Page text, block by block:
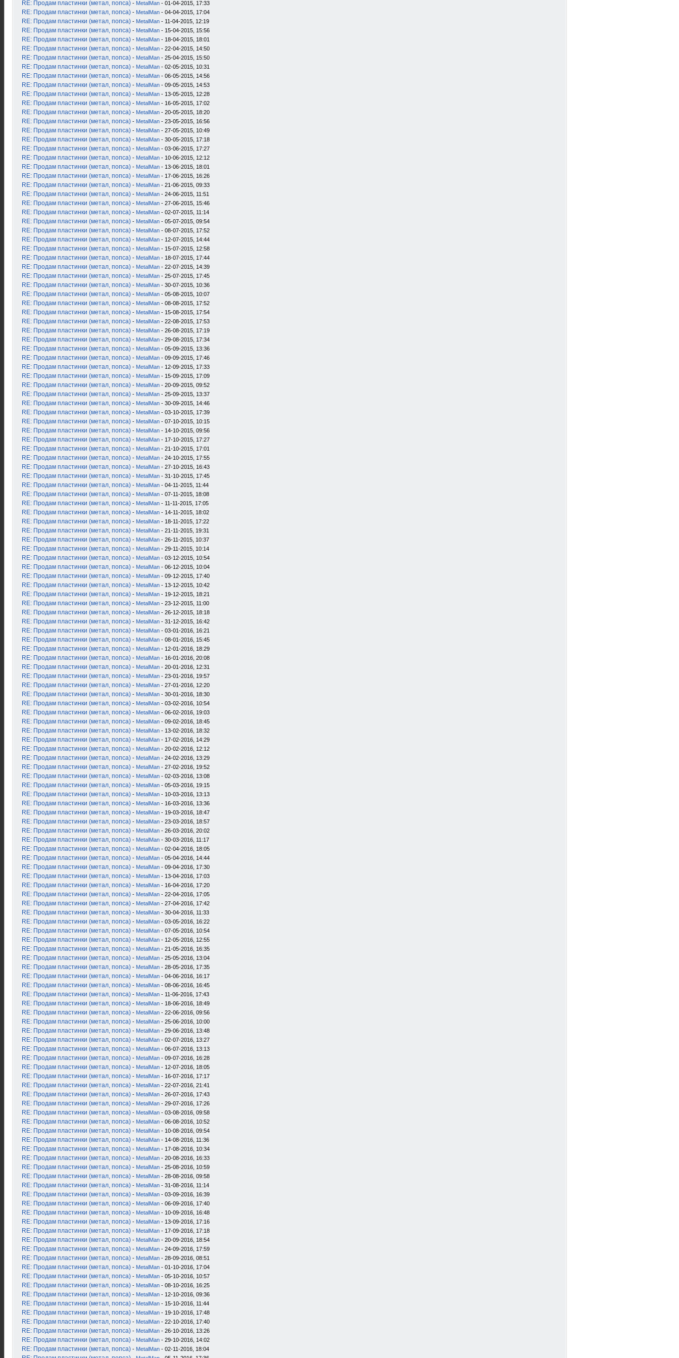
RE: Продам пластинки (метал, попса) - MetalMan - 01-04-2015, 17:33
RE: Продам пластинки (метал, попса) - MetalMan - 04-04-2015, 17:04
RE: Продам пластинки (метал, попса) - MetalMan - 11-04-2015, 12:19
RE: Продам пластинки (метал, попса) - MetalMan - 15-04-2015, 15:56
RE: Продам пластинки (метал, попса) - MetalMan - 18-04-2015, 18:01
RE: Продам пластинки (метал, попса) - MetalMan - 22-04-2015, 14:50
RE: Продам пластинки (метал, попса) - MetalMan - 25-04-2015, 15:50
RE: Продам пластинки (метал, попса) - MetalMan - 02-05-2015, 10:31
RE: Продам пластинки (метал, попса) - MetalMan - 06-05-2015, 14:56
RE: Продам пластинки (метал, попса) - MetalMan - 09-05-2015, 14:53
RE: Продам пластинки (метал, попса) - MetalMan - 13-05-2015, 12:28
RE: Продам пластинки (метал, попса) - MetalMan - 16-05-2015, 17:02
RE: Продам пластинки (метал, попса) - MetalMan - 20-05-2015, 18:20
RE: Продам пластинки (метал, попса) - MetalMan - 23-05-2015, 16:56
RE: Продам пластинки (метал, попса) - MetalMan - 27-05-2015, 10:49
RE: Продам пластинки (метал, попса) - MetalMan - 30-05-2015, 17:18
RE: Продам пластинки (метал, попса) - MetalMan - 03-06-2015, 17:27
RE: Продам пластинки (метал, попса) - MetalMan - 10-06-2015, 12:12
RE: Продам пластинки (метал, попса) - MetalMan - 13-06-2015, 18:01
RE: Продам пластинки (метал, попса) - MetalMan - 17-06-2015, 16:26
RE: Продам пластинки (метал, попса) - MetalMan - 21-06-2015, 09:33
RE: Продам пластинки (метал, попса) - MetalMan - 24-06-2015, 11:51
RE: Продам пластинки (метал, попса) - MetalMan - 27-06-2015, 15:46
RE: Продам пластинки (метал, попса) - MetalMan - 02-07-2015, 11:14
RE: Продам пластинки (метал, попса) - MetalMan - 05-07-2015, 09:54
RE: Продам пластинки (метал, попса) - MetalMan - 08-07-2015, 17:52
RE: Продам пластинки (метал, попса) - MetalMan - 12-07-2015, 14:44
RE: Продам пластинки (метал, попса) - MetalMan - 15-07-2015, 12:58
RE: Продам пластинки (метал, попса) - MetalMan - 18-07-2015, 17:44
RE: Продам пластинки (метал, попса) - MetalMan - 22-07-2015, 14:39
RE: Продам пластинки (метал, попса) - MetalMan - 25-07-2015, 17:45
RE: Продам пластинки (метал, попса) - MetalMan - 30-07-2015, 10:36
RE: Продам пластинки (метал, попса) - MetalMan - 05-08-2015, 10:07
RE: Продам пластинки (метал, попса) - MetalMan - 08-08-2015, 17:52
RE: Продам пластинки (метал, попса) - MetalMan - 15-08-2015, 17:54
RE: Продам пластинки (метал, попса) - MetalMan - 22-08-2015, 17:53
RE: Продам пластинки (метал, попса) - MetalMan - 26-08-2015, 17:19
RE: Продам пластинки (метал, попса) - MetalMan - 29-08-2015, 17:34
RE: Продам пластинки (метал, попса) - MetalMan - 05-09-2015, 13:36
RE: Продам пластинки (метал, попса) - MetalMan - 09-09-2015, 17:46
RE: Продам пластинки (метал, попса) - MetalMan - 12-09-2015, 17:33
RE: Продам пластинки (метал, попса) - MetalMan - 15-09-2015, 17:09
RE: Продам пластинки (метал, попса) - MetalMan - 20-09-2015, 09:52
RE: Продам пластинки (метал, попса) - MetalMan - 25-09-2015, 13:37
RE: Продам пластинки (метал, попса) - MetalMan - 30-09-2015, 14:46
RE: Продам пластинки (метал, попса) - MetalMan - 03-10-2015, 17:39
RE: Продам пластинки (метал, попса) - MetalMan - 07-10-2015, 10:15
RE: Продам пластинки (метал, попса) - MetalMan - 14-10-2015, 09:56
RE: Продам пластинки (метал, попса) - MetalMan - 17-10-2015, 17:27
RE: Продам пластинки (метал, попса) - MetalMan - 21-10-2015, 17:01
RE: Продам пластинки (метал, попса) - MetalMan - 24-10-2015, 17:55
RE: Продам пластинки (метал, попса) - MetalMan - 27-10-2015, 16:43
RE: Продам пластинки (метал, попса) - MetalMan - 31-10-2015, 17:45
RE: Продам пластинки (метал, попса) - MetalMan - 04-11-2015, 11:44
RE: Продам пластинки (метал, попса) - MetalMan - 07-11-2015, 18:08
RE: Продам пластинки (метал, попса) - MetalMan - 11-11-2015, 17:05
RE: Продам пластинки (метал, попса) - MetalMan - 14-11-2015, 18:02
RE: Продам пластинки (метал, попса) - MetalMan - 18-11-2015, 17:22
RE: Продам пластинки (метал, попса) - MetalMan - 21-11-2015, 19:31
RE: Продам пластинки (метал, попса) - MetalMan - 26-11-2015, 10:37
RE: Продам пластинки (метал, попса) - MetalMan - 29-11-2015, 10:14
RE: Продам пластинки (метал, попса) - MetalMan - 03-12-2015, 10:54
RE: Продам пластинки (метал, попса) - MetalMan - 06-12-2015, 10:04
RE: Продам пластинки (метал, попса) - MetalMan - 09-12-2015, 17:40
RE: Продам пластинки (метал, попса) - MetalMan - 13-12-2015, 10:42
RE: Продам пластинки (метал, попса) - MetalMan - 19-12-2015, 18:21
RE: Продам пластинки (метал, попса) - MetalMan - 23-12-2015, 11:00
RE: Продам пластинки (метал, попса) - MetalMan - 26-12-2015, 18:18
RE: Продам пластинки (метал, попса) - MetalMan - 31-12-2015, 16:42
RE: Продам пластинки (метал, попса) - MetalMan - 03-01-2016, 16:21
RE: Продам пластинки (метал, попса) - MetalMan - 08-01-2016, 15:45
RE: Продам пластинки (метал, попса) - MetalMan - 12-01-2016, 18:29
RE: Продам пластинки (метал, попса) - MetalMan - 16-01-2016, 20:08
RE: Продам пластинки (метал, попса) - MetalMan - 20-01-2016, 12:31
RE: Продам пластинки (метал, попса) - MetalMan - 23-01-2016, 19:57
RE: Продам пластинки (метал, попса) - MetalMan - 27-01-2016, 12:20
RE: Продам пластинки (метал, попса) - MetalMan - 30-01-2016, 18:30
RE: Продам пластинки (метал, попса) - MetalMan - 03-02-2016, 10:54
RE: Продам пластинки (метал, попса) - MetalMan - 06-02-2016, 19:03
RE: Продам пластинки (метал, попса) - MetalMan - 09-02-2016, 18:45
RE: Продам пластинки (метал, попса) - MetalMan - 13-02-2016, 18:32
RE: Продам пластинки (метал, попса) - MetalMan - 17-02-2016, 14:29
RE: Продам пластинки (метал, попса) - MetalMan - 20-02-2016, 12:12
RE: Продам пластинки (метал, попса) - MetalMan - 24-02-2016, 13:29
RE: Продам пластинки (метал, попса) - MetalMan - 27-02-2016, 19:52
RE: Продам пластинки (метал, попса) - MetalMan - 02-03-2016, 13:08
RE: Продам пластинки (метал, попса) - MetalMan - 05-03-2016, 19:15
RE: Продам пластинки (метал, попса) - MetalMan - 10-03-2016, 13:13
RE: Продам пластинки (метал, попса) - MetalMan - 16-03-2016, 13:36
RE: Продам пластинки (метал, попса) - MetalMan - 19-03-2016, 18:47
RE: Продам пластинки (метал, попса) - MetalMan - 23-03-2016, 18:57
RE: Продам пластинки (метал, попса) - MetalMan - 26-03-2016, 20:02
RE: Продам пластинки (метал, попса) - MetalMan - 30-03-2016, 11:17
RE: Продам пластинки (метал, попса) - MetalMan - 02-04-2016, 18:05
RE: Продам пластинки (метал, попса) - MetalMan - 05-04-2016, 14:44
RE: Продам пластинки (метал, попса) - MetalMan - 09-04-2016, 17:30
RE: Продам пластинки (метал, попса) - MetalMan - 13-04-2016, 17:03
RE: Продам пластинки (метал, попса) - MetalMan - 16-04-2016, 17:20
RE: Продам пластинки (метал, попса) - MetalMan - 22-04-2016, 17:05
RE: Продам пластинки (метал, попса) - MetalMan - 27-04-2016, 17:42
RE: Продам пластинки (метал, попса) - MetalMan - 30-04-2016, 11:33
RE: Продам пластинки (метал, попса) - MetalMan - 03-05-2016, 16:22
RE: Продам пластинки (метал, попса) - MetalMan - 07-05-2016, 10:54
RE: Продам пластинки (метал, попса) - MetalMan - 12-05-2016, 12:55
RE: Продам пластинки (метал, попса) - MetalMan - 21-05-2016, 16:35
RE: Продам пластинки (метал, попса) - MetalMan - 25-05-2016, 13:04
RE: Продам пластинки (метал, попса) - MetalMan - 28-05-2016, 17:35
RE: Продам пластинки (метал, попса) - MetalMan - 04-06-2016, 16:17
RE: Продам пластинки (метал, попса) - MetalMan - 08-06-2016, 16:45
RE: Продам пластинки (метал, попса) - MetalMan - 11-06-2016, 17:43
RE: Продам пластинки (метал, попса) - MetalMan - 18-06-2016, 18:49
RE: Продам пластинки (метал, попса) - MetalMan - 22-06-2016, 09:56
RE: Продам пластинки (метал, попса) - MetalMan - 25-06-2016, 10:00
RE: Продам пластинки (метал, попса) - MetalMan - 29-06-2016, 13:48
RE: Продам пластинки (метал, попса) - MetalMan - 02-07-2016, 13:27
RE: Продам пластинки (метал, попса) - MetalMan - 06-07-2016, 13:13
RE: Продам пластинки (метал, попса) - MetalMan - 09-07-2016, 16:28
RE: Продам пластинки (метал, попса) - MetalMan - 12-07-2016, 18:05
RE: Продам пластинки (метал, попса) - MetalMan - 16-07-2016, 17:17
RE: Продам пластинки (метал, попса) - MetalMan - 22-07-2016, 21:41
RE: Продам пластинки (метал, попса) - MetalMan - 26-07-2016, 17:43
RE: Продам пластинки (метал, попса) - MetalMan - 29-07-2016, 17:26
RE: Продам пластинки (метал, попса) - MetalMan - 03-08-2016, 09:58
RE: Продам пластинки (метал, попса) - MetalMan - 06-08-2016, 10:52
RE: Продам пластинки (метал, попса) - MetalMan - 10-08-2016, 09:54
RE: Продам пластинки (метал, попса) - MetalMan - 14-08-2016, 11:36
RE: Продам пластинки (метал, попса) - MetalMan - 17-08-2016, 10:34
RE: Продам пластинки (метал, попса) - MetalMan - 20-08-2016, 16:33
RE: Продам пластинки (метал, попса) - MetalMan - 25-08-2016, 10:59
RE: Продам пластинки (метал, попса) - MetalMan - 28-08-2016, 09:58
RE: Продам пластинки (метал, попса) - MetalMan - 31-08-2016, 11:14
RE: Продам пластинки (метал, попса) - MetalMan - 03-09-2016, 16:39
RE: Продам пластинки (метал, попса) - MetalMan - 06-09-2016, 17:40
RE: Продам пластинки (метал, попса) - MetalMan - 10-09-2016, 16:48
RE: Продам пластинки (метал, попса) - MetalMan - 13-09-2016, 17:16
RE: Продам пластинки (метал, попса) - MetalMan - 17-09-2016, 17:18
RE: Продам пластинки (метал, попса) - MetalMan - 20-09-2016, 18:54
RE: Продам пластинки (метал, попса) - MetalMan - 24-09-2016, 17:59
RE: Продам пластинки (метал, попса) - MetalMan - 28-09-2016, 08:51
RE: Продам пластинки (метал, попса) - MetalMan - 01-10-2016, 17:04
RE: Продам пластинки (метал, попса) - MetalMan - 05-10-2016, 10:57
RE: Продам пластинки (метал, попса) - MetalMan - 08-10-2016, 16:25
RE: Продам пластинки (метал, попса) - MetalMan - 12-10-2016, 09:36
RE: Продам пластинки (метал, попса) - MetalMan - 15-10-2016, 11:44
RE: Продам пластинки (метал, попса) - MetalMan - 19-10-2016, 17:48
RE: Продам пластинки (метал, попса) - MetalMan - 22-10-2016, 17:40
RE: Продам пластинки (метал, попса) - MetalMan - 26-10-2016, 13:26
RE: Продам пластинки (метал, попса) - MetalMan - 29-10-2016, 14:02
RE: Продам пластинки (метал, попса) - MetalMan - 02-11-2016, 18:04